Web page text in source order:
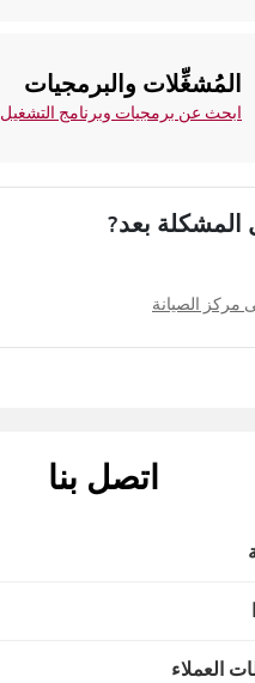
المُشغِّلات والبرمجيات
ابحث عن برمجيات وبرنامج التشغيل
المشكلة بعد?
مركز الصيانة
اتصل بنا
العملاء